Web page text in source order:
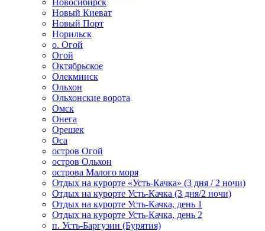
Новосибирск
Новый Киеват
Новый Порт
Норильск
о. Огой
Огой
Октябрьское
Олекминск
Ольхон
Ольхонские ворота
Омск
Онега
Орешек
Оса
остров Огой
остров Ольхон
острова Малого моря
Отдых на курорте «Усть-Качка» (3 дня / 2 ночи)
Отдых на курорте Усть-Качка (3 дня/2 ночи)
Отдых на курорте Усть-Качка, день 1
Отдых на курорте Усть-Качка, день 2
п. Усть-Баргузин (Бурятия)